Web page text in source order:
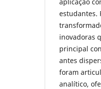
estudantes.
inovadoras
principal
antes
foram
analítico,